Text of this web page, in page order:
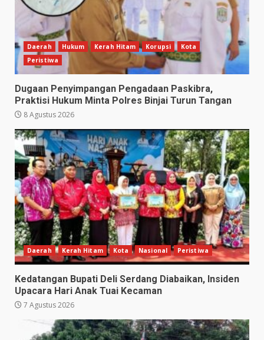
Daerah Hukum Kerah Hitam Korupsi
Kota
Peristiwa
Dugaan Penyimpangan Pengadaan Paskibra,
Praktisi Hukum Minta Polres Binjai Turun Tangan
8 Agustus 2026
Daerah Kerah Hitam Kota Nasional Peristiwa
Kedatangan Bupati Deli Serdang Diabaikan, Insiden
Upacara Hari Anak Tuai Kecaman
7 Agustus 2026